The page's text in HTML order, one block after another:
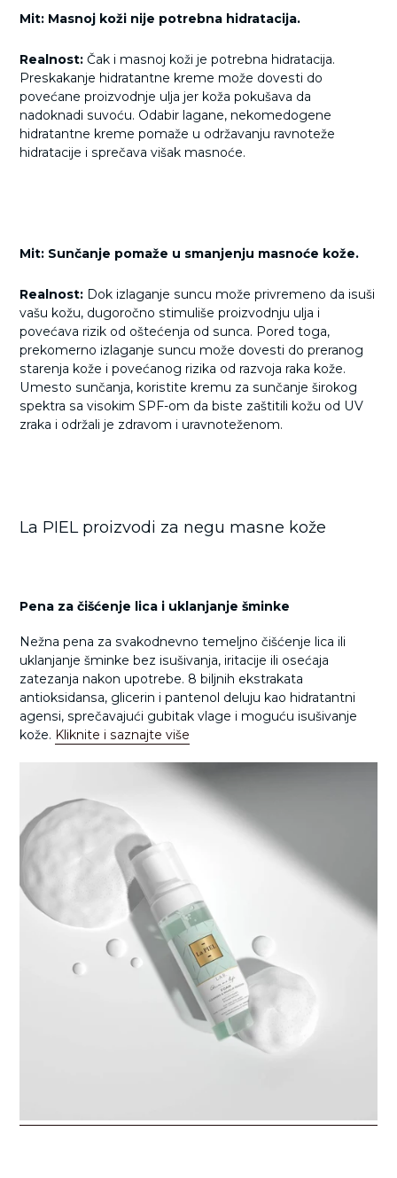
Mit: Masnoj koži nije potrebna hidratacija.
Realnost: Čak i masnoj koži je potrebna hidratacija.
Preskakanje hidratantne kreme može dovesti do
povećane proizvodnje ulja jer koža pokušava da
nadoknadi suvoću. Odabir lagane, nekomedogene
hidratantne kreme pomaže u održavanju ravnoteže
hidratacije i sprečava višak masnoće.
Mit: Sunčanje pomaže u smanjenju masnoće kože.
Realnost: Dok izlaganje suncu može privremeno da isuši
vašu kožu, dugoročno stimuliše proizvodnju ulja i
povećava rizik od oštećenja od sunca. Pored toga,
prekomerno izlaganje suncu može dovesti do preranog
starenja kože i povećanog rizika od razvoja raka kože.
Umesto sunčanja, koristite kremu za sunčanje širokog
spektra sa visokim SPF-om da biste zaštitili kožu od UV
zraka i održali je zdravom i uravnoteženom.
La PIEL proizvodi za negu masne kože
Pena za čišćenje lica i uklanjanje šminke
Nežna pena za svakodnevno temeljno čišćenje lica ili
uklanjanje šminke bez isušivanja, iritacije ili osećaja
zatezanja nakon upotrebe. 8 biljnih ekstrakata
antioksidansa, glicerin i pantenol deluju kao hidratantni
agensi, sprečavajući gubitak vlage i moguću isušivanje
kože. Kliknite i saznajte više